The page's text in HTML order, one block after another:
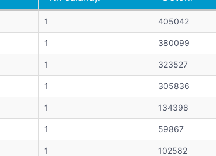
Datorii
1 405042
1 380099
1 323527
1 305836
1 134398
1 59867
1 102582